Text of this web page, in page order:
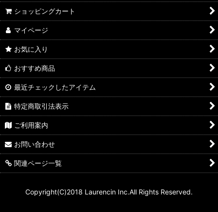
ショッピングカート
マイページ
お気に入り
おすすめ商品
最近チェックしたアイテム
特定商取引法表示
ご利用案内
お問い合わせ
関連ページ一覧
Copyright(C)2018 Laurencin Inc.All Rights Reserved.